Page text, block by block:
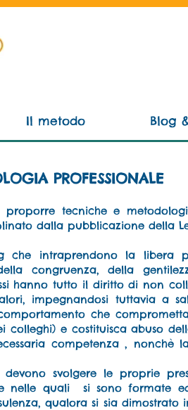
Il metodo Blog
PROFESSIONALE
tecniche e
dalla pubblicazione della
che intraprendono la libera
congruenza, della
hanno tutto il diritto di non
impegnandosi tuttavia a
che
e costituisca abuso
competenza , nonchè
svolgere le proprie
nelle quali si sono formate
qualora si sia dimostrato